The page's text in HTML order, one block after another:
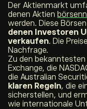
Der Aktienmarkt
denen Aktien
werden. Diese
denen Investoren
verkaufen. Die
Nachfrage.
Zu den
Exchange, die
die Australian
klaren Regeln, die
sicherstellen, und
wie internationale